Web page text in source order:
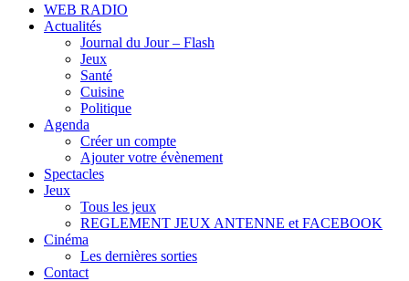
WEB RADIO
Actualités
Journal du Jour – Flash
Jeux
Santé
Cuisine
Politique
Agenda
Créer un compte
Ajouter votre évènement
Spectacles
Jeux
Tous les jeux
REGLEMENT JEUX ANTENNE et FACEBOOK
Cinéma
Les dernières sorties
Contact